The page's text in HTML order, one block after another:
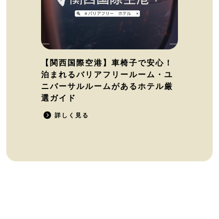
【関西国際空港】車椅子で安心！
泊まれるバリアフリールーム・ユ
ニバーサルルームがあるホテル厳
選ガイド
詳しく見る